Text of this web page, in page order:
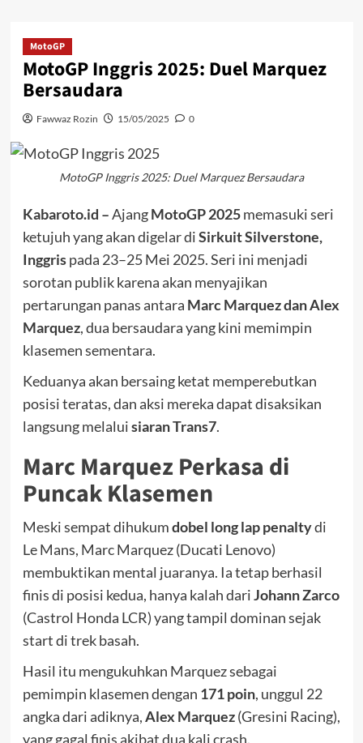
MotoGP
MotoGP Inggris 2025: Duel Marquez
Bersaudara
Fawwaz Rozin 15/05/2025 0
MotoGP Inggris 2025: Duel Marquez Bersaudara
Kabaroto.id –AjangMotoGP 2025memasuki seri
ketujuh yang akan digelar diSirkuit Silverstone,
Inggrispada 23–25 Mei 2025. Seri ini menjadi
sorotan publik karena akan menyajikan
pertarungan panas antara Marc Marquez dan Alex
Marquez, dua bersaudara yang kini memimpin
klasemen sementara.
Keduanya akan bersaing ketat memperebutkan
posisi teratas, dan aksi mereka dapat disaksikan
langsung melaluisiaran Trans7.
Marc Marquez Perkasa di
Puncak Klasemen
Meski sempat dihukumdobel long lap penaltydi
Le Mans, Marc Marquez (Ducati Lenovo)
membuktikan mental juaranya. Ia tetap berhasil
finis di posisi kedua, hanya kalah dariJohann Zarco
(Castrol Honda LCR) yang tampil dominan sejak
start di trek basah.
Hasil itu mengukuhkan Marquez sebagai
pemimpin klasemen dengan 171 poin, unggul 22
angka dari adiknya,Alex Marquez(Gresini Racing),
yang gagal finis akibat dua kali crash.